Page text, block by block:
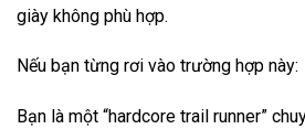
giày không phù hợp.
Nếu bạn từng rơi vào trường hợp này:
Bạn là một “hardcore trail runner”